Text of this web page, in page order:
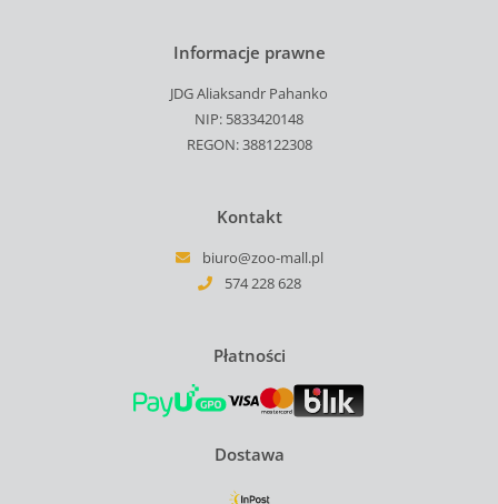
Informacje prawne
JDG Aliaksandr Pahanko
NIP: 5833420148
REGON: 388122308
Kontakt
biuro@zoo-mall.pl
574 228 628
Płatności
Dostawa